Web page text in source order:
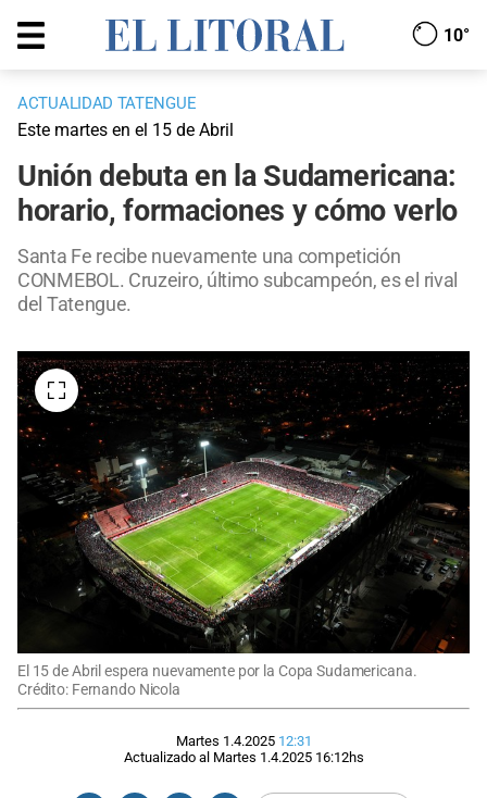
10°
ACTUALIDAD TATENGUE
Este martes en el 15 de Abril
Unión debuta en la Sudamericana:
horario, formaciones y cómo verlo
Santa Fe recibe nuevamente una competición
CONMEBOL. Cruzeiro, último subcampeón, es el rival
del Tatengue.
El 15 de Abril espera nuevamente por la Copa Sudamericana.
Crédito: Fernando Nicola
Martes 1.4.2025 12:31
Actualizado al Martes 1.4.2025 16:12hs